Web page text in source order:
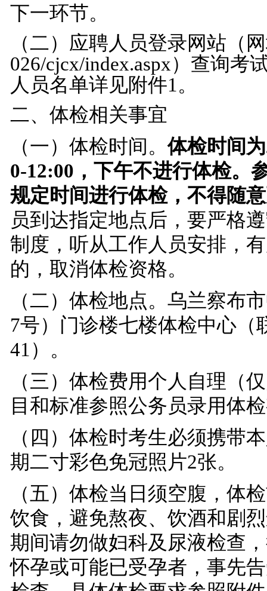
下一环节。
（二） 应聘人员登录网站（
026/cjcx/index.aspx）查询考
人员名单详见附件1 。
二、体检相关事宜
（一）体检时间。体检时间为
0-12:00 ，下午不进行体检。
规定时间进行体检，不得随
员到达指定地点后，要严格
制度，听从工作人员安排，
的，取消体检资格。
（二）体检地点。乌兰察布
7号）门诊楼七楼体检中心（
41）。
（三） 体检费用个人自理（
目和标准参照公务员录用体
（四）体检时考生必须携带
期二寸彩色免冠照片2张。
（五）体检当日须空腹，体
饮食，避免熬夜、饮酒和剧
期间请勿做妇科及尿液检查
怀孕或可能已受孕者，事先